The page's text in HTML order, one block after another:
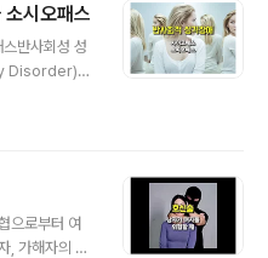
시오패스
반사회성 성
Disorder)
Social Pers
를 사용하고
는 군인을 식
적 저감정자
으로부터 여
, 가해자의 성